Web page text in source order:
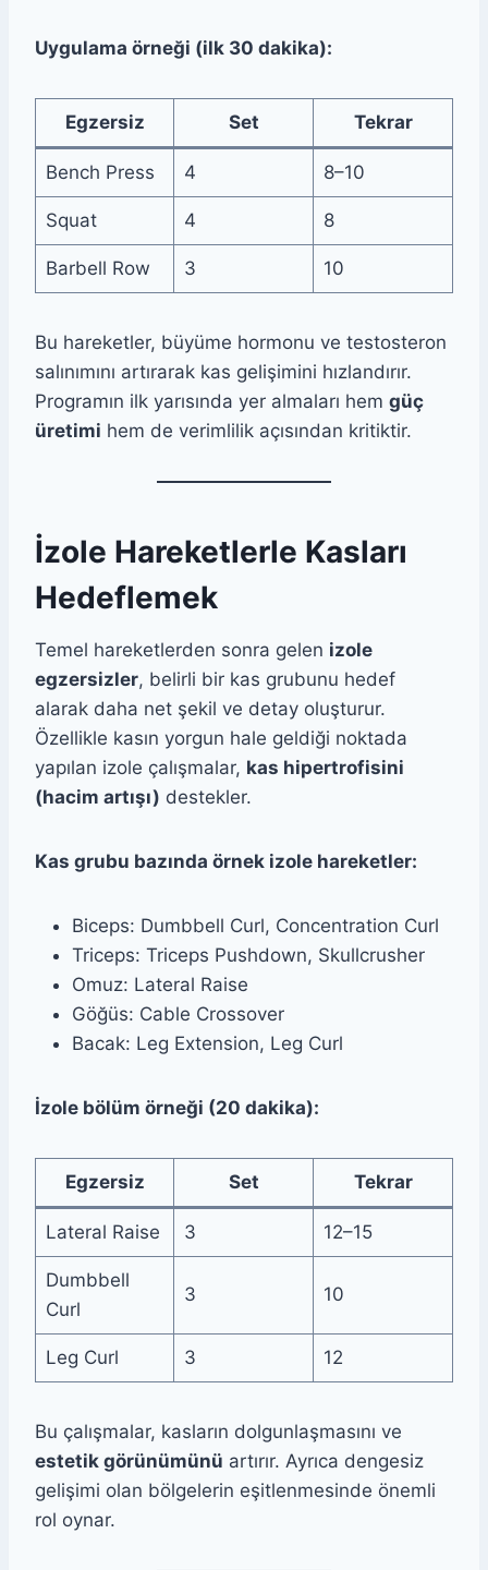
Uygulama örneği (ilk 30 dakika):
Egzersiz Set Tekrar
Bench Press 4 8–10
Squat 4 8
Barbell Row 3 10
Bu hareketler, büyüme hormonu ve testosteron
salınımını artırarak kas gelişimini hızlandırır.
Programın ilk yarısında yer almaları hem güç
üretimi hem de verimlilik açısından kritiktir.
İzole Hareketlerle Kasları
Hedeflemek
Temel hareketlerden sonra gelen izole
egzersizler, belirli bir kas grubunu hedef
alarak daha net şekil ve detay oluşturur.
Özellikle kasın yorgun hale geldiği noktada
yapılan izole çalışmalar, kas hipertrofisini
(hacim artışı) destekler.
Kas grubu bazında örnek izole hareketler:
Biceps: Dumbbell Curl, Concentration Curl
Triceps: Triceps Pushdown, Skullcrusher
Omuz: Lateral Raise
Göğüs: Cable Crossover
Bacak: Leg Extension, Leg Curl
İzole bölüm örneği (20 dakika):
Egzersiz Set Tekrar
Lateral Raise 3 12–15
Dumbbell
Curl
3 10
Leg Curl 3 12
Bu çalışmalar, kasların dolgunlaşmasını ve
estetik görünümünü artırır. Ayrıca dengesiz
gelişimi olan bölgelerin eşitlenmesinde önemli
rol oynar.